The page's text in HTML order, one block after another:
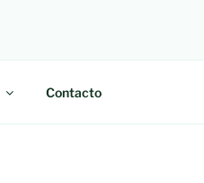
Contacto